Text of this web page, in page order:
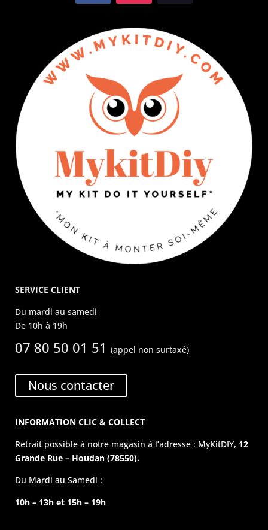
SERVICE CLIENT
Du mardi au samedi
De 10h à 19h
07 80 50 01 51(appel non surtaxé)
Nous contacter
INFORMATION CLIC & COLLECT
Retrait possible à notre magasin à l’adresse : MyKitDIY, 12
Grande Rue – Houdan (78550).
Du Mardi au Samedi :
10h – 13h et 15h – 19h